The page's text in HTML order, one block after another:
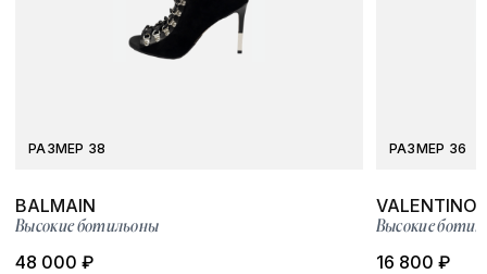
РАЗМЕР 38
BALMAIN
Высокие ботильоны
48 000 ₽
РАЗМЕР 36
VALENTINO
Высокие
16 800 ₽